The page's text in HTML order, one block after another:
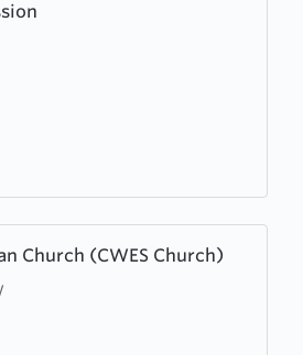
Church (CWES Church)